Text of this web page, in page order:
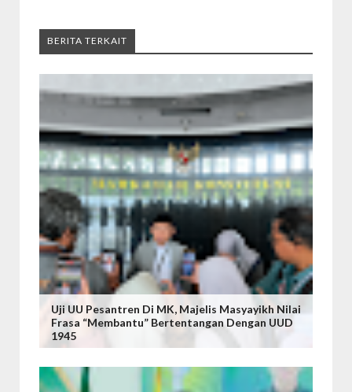
BERITA TERKAIT
Uji UU Pesantren Di MK, Majelis Masyayikh Nilai
Frasa “Membantu” Bertentangan Dengan UUD
1945